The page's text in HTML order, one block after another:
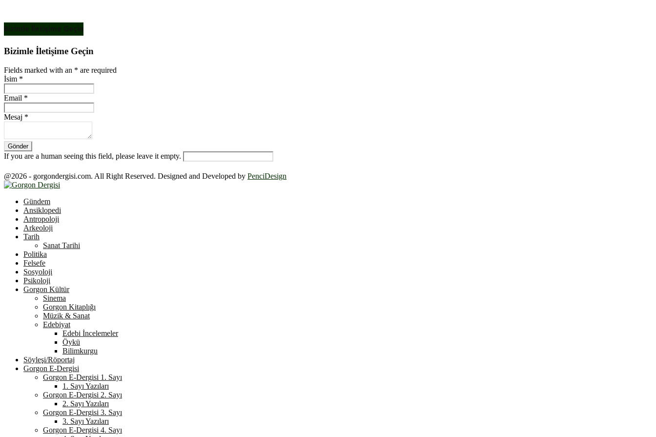
Bizimle İletişime Geçin
Bizimle İletişime Geçin
Fields marked with an * are required
İsim *
Email *
Mesaj *
If you are a human seeing this field, please leave it empty.
@2026 - gorgondergisi.com. All Right Reserved. Designed and Developed by PenciDesign
Gündem
Ansiklopedi
Antropoloji
Arkeoloji
Tarih
Sanat Tarihi
Politika
Felsefe
Sosyoloji
Psikoloji
Gorgon Kültür
Sinema
Gorgon Kitaplığı
Müzik & Sanat
Edebiyat
Edebi İncelemeler
Öykü
Bilimkurgu
Söyleşi/Röportaj
Gorgon E-Dergisi
Gorgon E-Dergisi 1. Sayı
1. Sayı Yazıları
Gorgon E-Dergisi 2. Sayı
2. Sayı Yazıları
Gorgon E-Dergisi 3. Sayı
3. Sayı Yazıları
Gorgon E-Dergisi 4. Sayı